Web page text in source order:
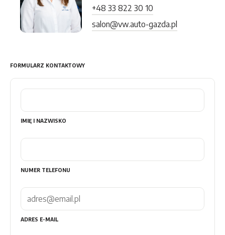
+48 33 822 30 10
salon@vw.auto-gazda.pl
FORMULARZ KONTAKTOWY
IMIĘ I NAZWISKO
NUMER TELEFONU
ADRES E-MAIL